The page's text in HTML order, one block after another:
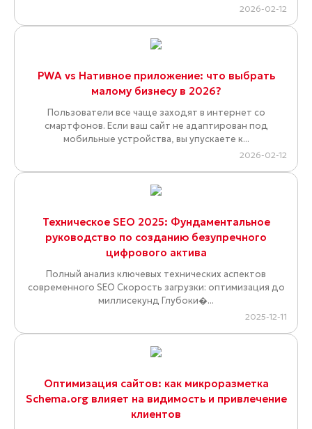
2026-02-12
PWA vs Нативное приложение: что выбрать
малому бизнесу в 2026?
Пользователи все чаще заходят в интернет со
смартфонов. Если ваш сайт не адаптирован под
мобильные устройства, вы упускаете к...
2026-02-12
Техническое SEO 2025: Фундаментальное
руководство по созданию безупречного
цифрового актива
Полный анализ ключевых технических аспектов
современного SEO Скорость загрузки: оптимизация до
миллисекунд Глубоки�...
2025-12-11
Оптимизация сайтов: как микроразметка
Schema.org влияет на видимость и привлечение
клиентов